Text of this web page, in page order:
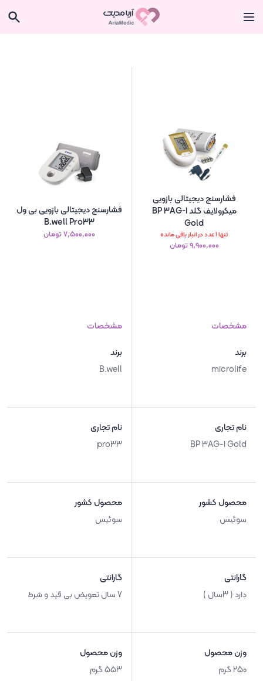
فشارسنج دیجیتالی بازویی
میکرولایف گلد BP 3AG-1
Gold
تنها 1 عدد در انبار باقی مانده
۹٬۹۰۰٬۰۰۰ تومان
مشخصات
برند
microlife
نام تجاری
BP 3AG-1 Gold
محصول کشور
سوئیس
گارانتی
دارد ( 3سال )
وزن محصول
250 گرم
فشارسنج دیجیتالی بازویی بی ول
B.well Pro33
۷٬۵۰۰٬۰۰۰ تومان
مشخصات
برند
B.well
نام تجاری
pro33
محصول کشور
سوئیس
گارانتی
7 سال تعویض بی قید و شرط
وزن محصول
553 گرم